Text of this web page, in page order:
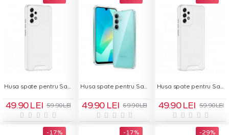
49.90 LEI 59.90 LEI 49.90 LEI 69.90 LEI 49.90 LEI 59.90 LEI
-17 % -17 % -29 %